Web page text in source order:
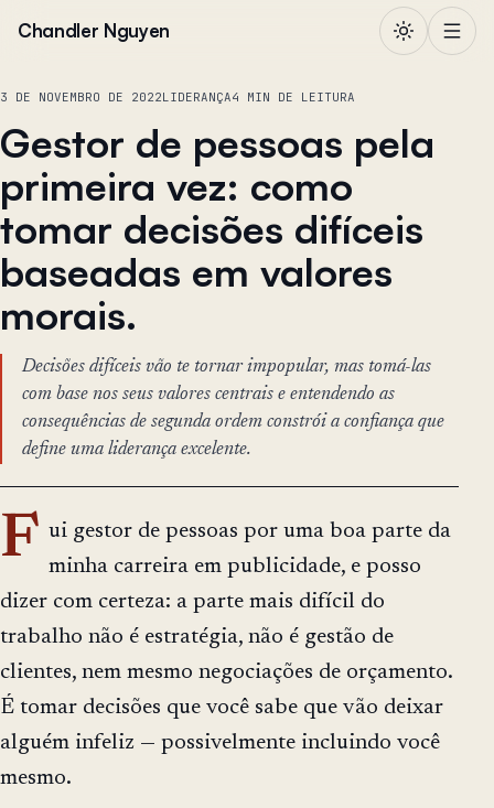
Chandler Nguyen
3 DE NOVEMBRO DE 2022LIDERANÇA4 MIN DE LEITURA
Gestor de pessoas pela
primeira vez: como
tomar decisões difíceis
baseadas em valores
morais.
Decisões difíceis vão te tornar impopular, mas tomá-las
com base nos seus valores centrais e entendendo as
consequências de segunda ordem constrói a confiança que
define uma liderança excelente.
F ui gestor de pessoas por uma boa parte da
minha carreira em publicidade, e posso
dizer com certeza: a parte mais difícil do
trabalho não é estratégia, não é gestão de
clientes, nem mesmo negociações de orçamento.
É tomar decisões que você sabe que vão deixar
alguém infeliz — possivelmente incluindo você
mesmo.